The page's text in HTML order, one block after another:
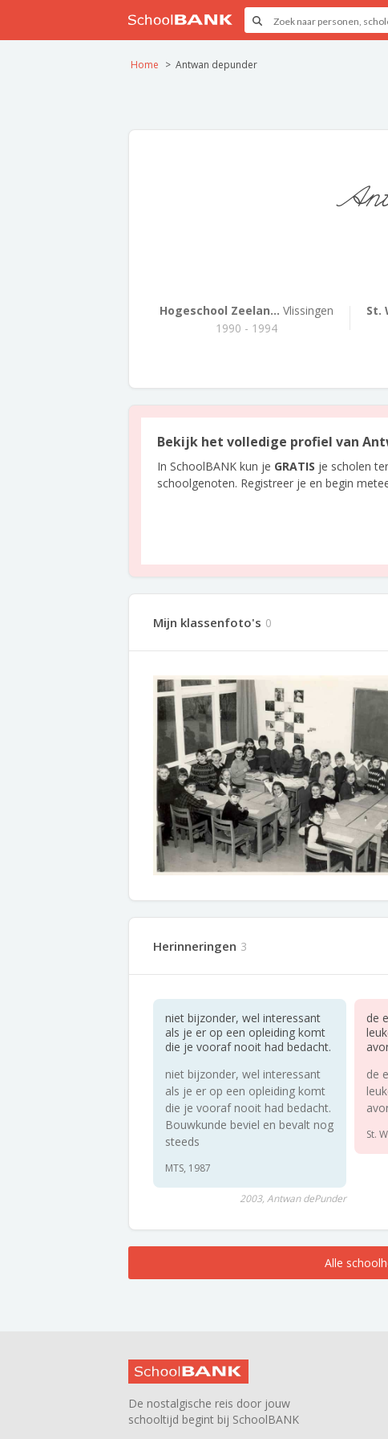
Home Antwan depunder
Hogeschool Zeelan... Vlissingen
1990 - 1994
St.
Bekijk het volledige profiel van
In SchoolBANK kun je GRATIS je scholen
schoolgenoten. Registreer je en begin
Mijn klassenfoto's 0
Herinneringen 3
niet bijzonder, wel interessant
als je er op een opleiding komt
die je vooraf nooit had bedacht.
niet bijzonder, wel interessant
als je er op een opleiding komt
die je vooraf nooit had bedacht.
Bouwkunde beviel en bevalt nog
steeds
MTS, 1987
2003, Antwan dePunder
de
de
St.
Alle
De nostalgische reis door jouw
schooltijd begint bij SchoolBANK